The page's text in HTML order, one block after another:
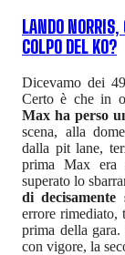
LANDO
COLPO DEL KO?
Dicevamo dei
Certo è che in
Max ha perso
scena, alla
dalla pit lane,
prima Max era
superato lo
di
errore rimediato,
prima della
con vigore, la